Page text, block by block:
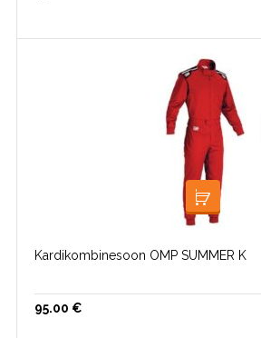
VALI
Kardikombinesoon OMP SUMMER K
95.00 €